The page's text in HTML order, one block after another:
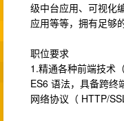
级中台应用、可视化
应用等等，拥有足够
职位要求
1.精通各种前端技术
ES6 语法，具备跨终
网络协议（ HTTP/